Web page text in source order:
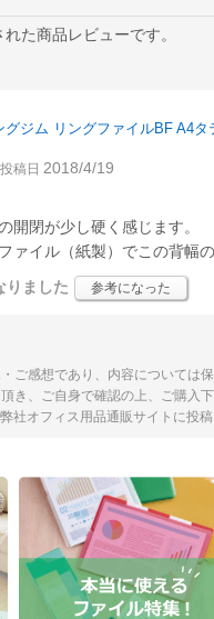
た商品レビューです。
グジム リングファイルBF A4
投稿日 2018/4/19
開閉が少し硬く感じます。
イル（紙製）でこの背幅の
りました 参考になった
ご感想であり、内容については保
き、ご自身で確認の上、ご購入下
社オフィス用品通販サイトに投稿